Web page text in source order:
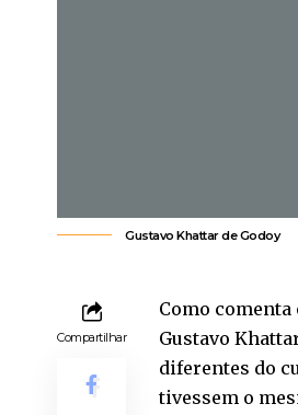
Gustavo Khattar de Godoy
Compartilhar
Como
Gustavo
diferentes do
tivessem o